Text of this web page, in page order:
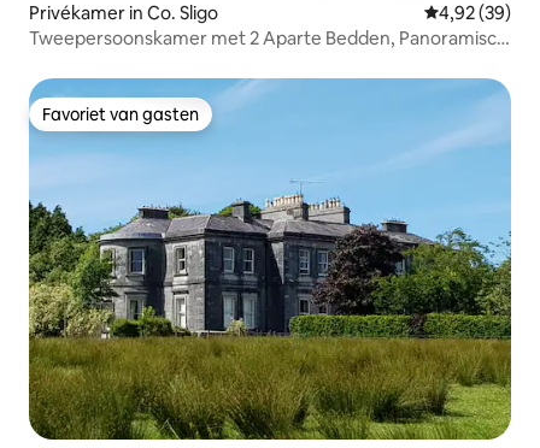
Privékamer in Co. Sligo Gemiddelde
4,92 (39)
Tweepersoonskamer met 2 Aparte Bedden, Panoramisch
Favoriet van gasten
Favoriet van gasten